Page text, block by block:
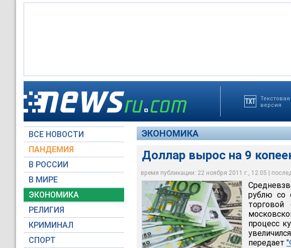
Текстовая
версия
ВСЕ НОВОСТИ
ПАНДЕМИЯ
В РОССИИ
В МИРЕ
ЭКОНОМИКА
РЕЛИГИЯ
КРИМИНАЛ
СПОРТ
ЭКОНОМИКА
Доллар вырос на 9
время публикации: 22 ноября 2011 г., 12:05 |
Рубль продолжил снижение к
максимальной отметке за месяц
Moscow-Live.ru
рублю со
процесс
передает